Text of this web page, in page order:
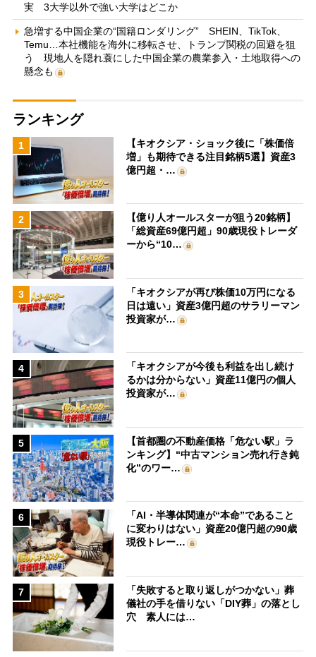
実 3大学以外で強い大学はどこか
急増する中国企業の“国籍ロンダリング” SHEIN、TikTok、
Temu…本社機能を海外に移転させ、トランプ関税の回避を狙
う 現地人を隠れ蓑にした中国企業の農業参入・土地取得への
懸念も
ランキング
1
【キオクシア・ショック後に「株価倍
増」も期待できる注目銘柄5選】資産3
億円超・…
2
【億り人オールスターが狙う20銘柄】
「総資産69億円超」90歳現役トレーダ
ーから“10…
3
「キオクシアが再び株価10万円になる
日は遠い」資産3億円超のサラリーマン
投資家が…
4
「キオクシアが今後も利益を出し続け
るかは分からない」資産11億円の個人
投資家が…
5
【首都圏の不動産価格「危ない駅」ラ
ンキング】“中古マンション売れ行き鈍
化”のワー…
6
「AI・半導体関連が“本命”であること
に変わりはない」資産20億円超の90歳
現役トレー…
7
「失敗すると取り返しがつかない」葬
儀社の手を借りない「DIY葬」の落とし
穴 素人には…